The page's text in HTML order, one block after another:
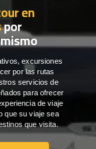
en
por
excursiones
por las rutas
servicios de
para ofrecer
de viaje
que su viaje sea
que visita.